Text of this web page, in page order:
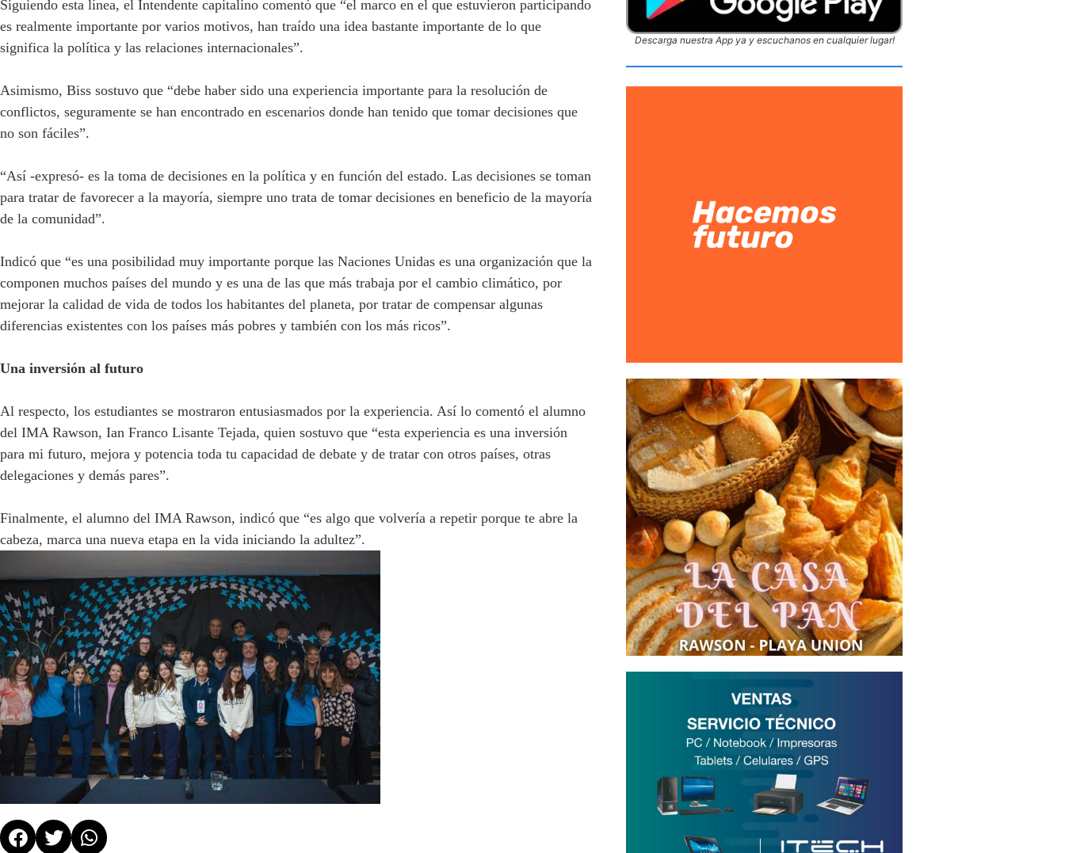
Siguiendo esta línea, el Intendente capitalino comentó que “el marco en el que estuvieron participando
es realmente importante por varios motivos, han traído una idea bastante importante de lo que
significa la política y las relaciones internacionales”.
Asimismo, Biss sostuvo que “debe haber sido una experiencia importante para la resolución de
conflictos, seguramente se han encontrado en escenarios donde han tenido que tomar decisiones que
no son fáciles”.
“Así -expresó- es la toma de decisiones en la política y en función del estado. Las decisiones se toman
para tratar de favorecer a la mayoría, siempre uno trata de tomar decisiones en beneficio de la mayoría
de la comunidad”.
Indicó que “es una posibilidad muy importante porque las Naciones Unidas es una organización que la
componen muchos países del mundo y es una de las que más trabaja por el cambio climático, por
mejorar la calidad de vida de todos los habitantes del planeta, por tratar de compensar algunas
diferencias existentes con los países más pobres y también con los más ricos”.
Una inversión al futuro
Al respecto, los estudiantes se mostraron entusiasmados por la experiencia. Así lo comentó el alumno
del IMA Rawson, Ian Franco Lisante Tejada, quien sostuvo que “esta experiencia es una inversión
para mi futuro, mejora y potencia toda tu capacidad de debate y de tratar con otros países, otras
delegaciones y demás pares”.
Finalmente, el alumno del IMA Rawson, indicó que “es algo que volvería a repetir porque te abre la
cabeza, marca una nueva etapa en la vida iniciando la adultez”.
Descarga nuestra App ya y escuchanos en cualquier lugar!